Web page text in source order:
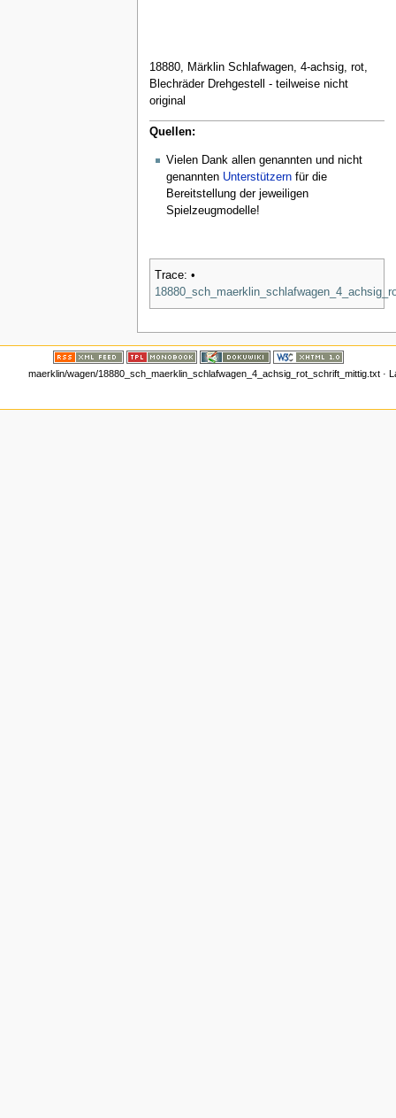
18880, Märklin Schlafwagen, 4-achsig, rot,
Blechräder Drehgestell - teilweise nicht
original
Quellen:
Vielen Dank allen genannten und nicht
genannten Unterstützernfür die
Bereitstellung der jeweiligen
Spielzeugmodelle!
Trace: •
maerklin/wagen/18880_sch_maerklin_schlafwagen_4_achsig_rot_schrift_mittig.txt·